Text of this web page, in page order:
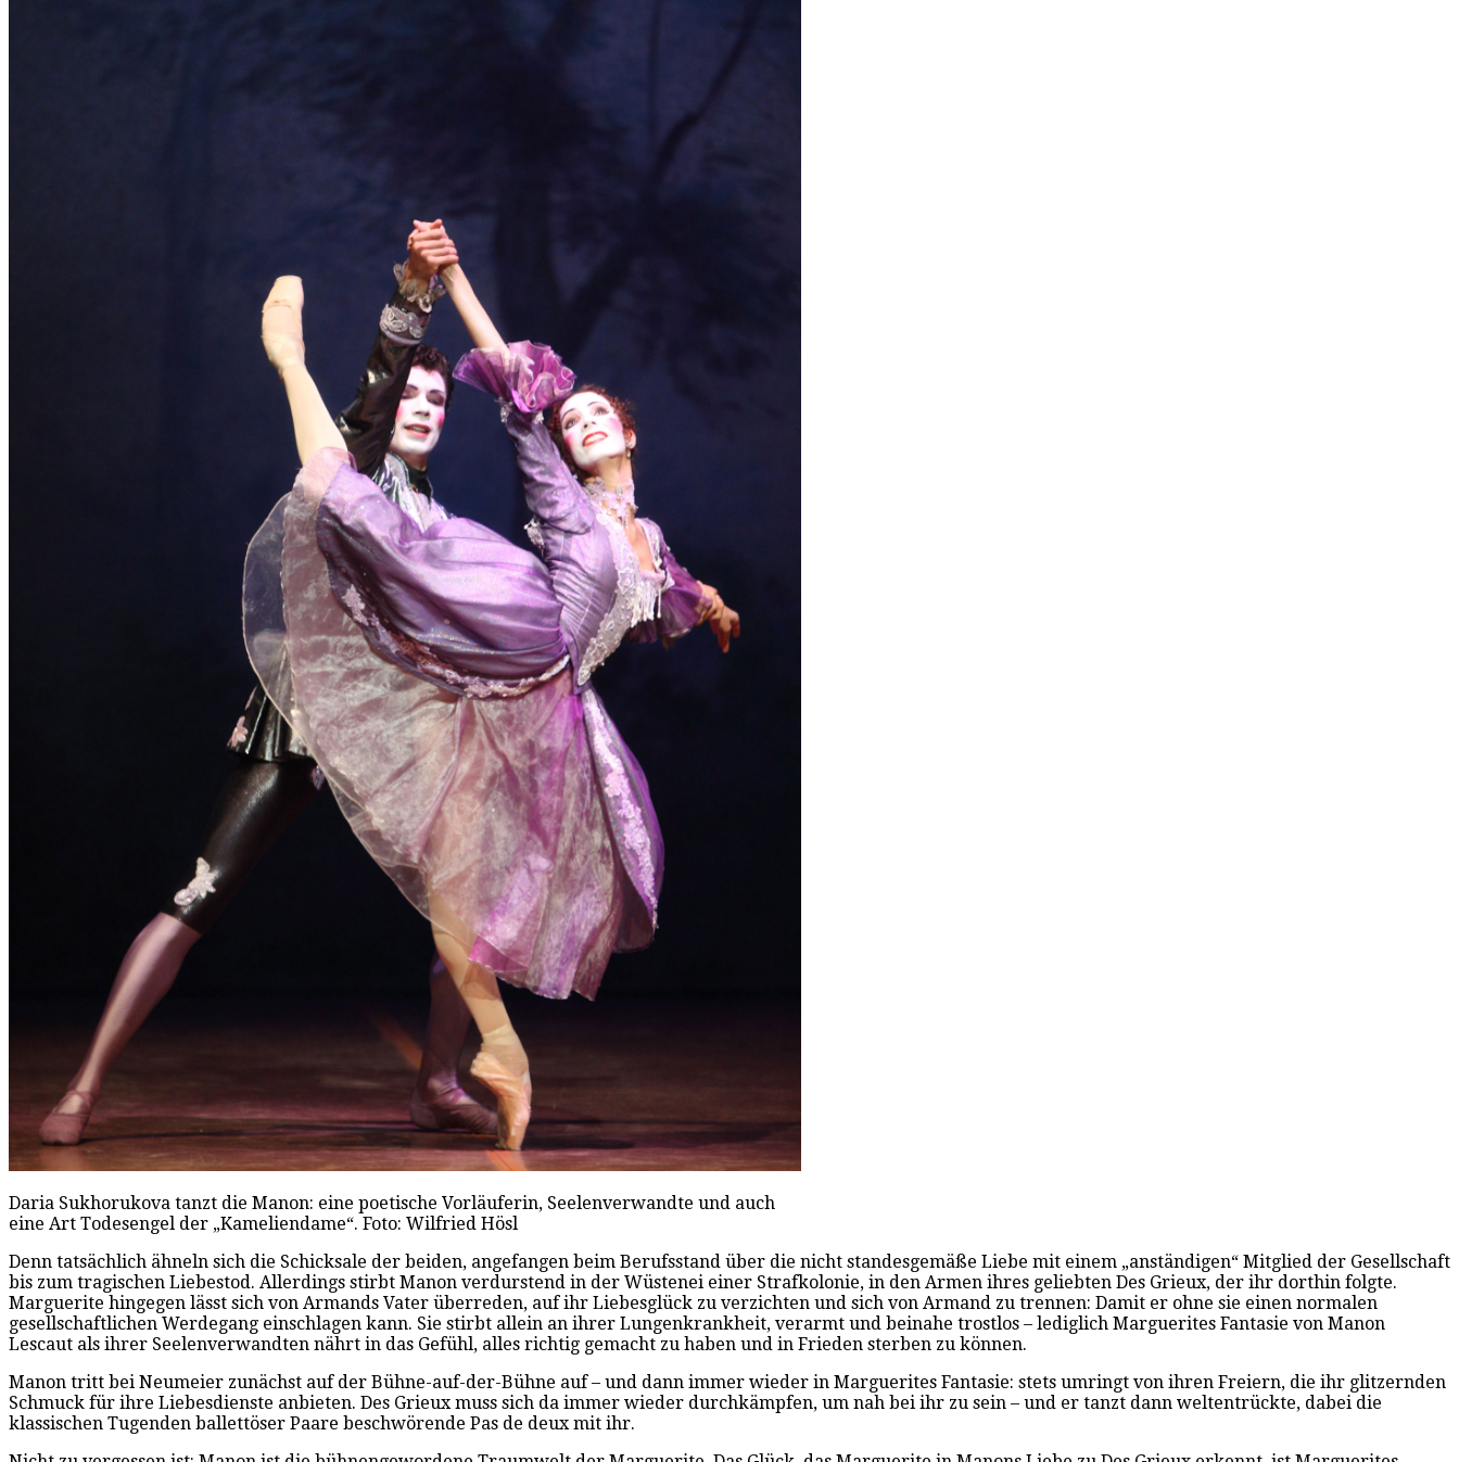
Daria Sukhorukova tanzt die Manon: eine poetische Vorläuferin, Seelenverwandte und auch
eine Art Todesengel der „Kameliendame“. Foto: Wilfried Hösl
Denn tatsächlich ähneln sich die Schicksale der beiden, angefangen beim Berufsstand über die nicht standesgemäße Liebe mit einem „anständigen“ Mitglied der Gesellschaft
bis zum tragischen Liebestod. Allerdings stirbt Manon verdurstend in der Wüstenei einer Strafkolonie, in den Armen ihres geliebten Des Grieux, der ihr dorthin folgte.
Marguerite hingegen lässt sich von Armands Vater überreden, auf ihr Liebesglück zu verzichten und sich von Armand zu trennen: Damit er ohne sie einen normalen
gesellschaftlichen Werdegang einschlagen kann. Sie stirbt allein an ihrer Lungenkrankheit, verarmt und beinahe trostlos – lediglich Marguerites Fantasie von Manon
Lescaut als ihrer Seelenverwandten nährt in das Gefühl, alles richtig gemacht zu haben und in Frieden sterben zu können.
Manon tritt bei Neumeier zunächst auf der Bühne-auf-der-Bühne auf – und dann immer wieder in Marguerites Fantasie: stets umringt von ihren Freiern, die ihr glitzernden
Schmuck für ihre Liebesdienste anbieten. Des Grieux muss sich da immer wieder durchkämpfen, um nah bei ihr zu sein – und er tanzt dann weltentrückte, dabei die
klassischen Tugenden ballettöser Paare beschwörende Pas de deux mit ihr.